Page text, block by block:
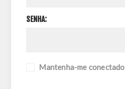
SENHA:
Mantenha-me conectado